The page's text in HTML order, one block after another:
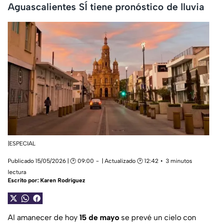
Aguascalientes SÍ tiene pronóstico de lluvia
|ESPECIAL
Publicado 15/05/2026 | 🕑 09:00 | Actualizado 🕑 12:42
3 minutos
lectura
Escrito por: Karen Rodríguez
Al amanecer de hoy 15 de mayo se prevé un cielo con